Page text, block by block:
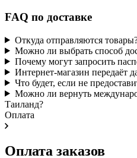
FAQ по доставке
Откуда отправляются
Можно ли выбрать способ
Почему могут запросить
Интернет-магазин передаёт
Что будет, если не
Можно ли вернуть
Таиланд?
Оплата
Оплата заказов